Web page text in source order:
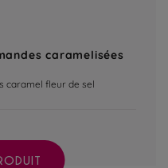
caramelisées
caramel fleur de sel